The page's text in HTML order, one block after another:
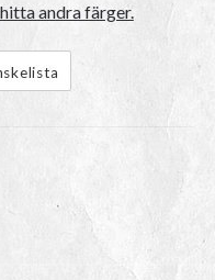
andra färger.